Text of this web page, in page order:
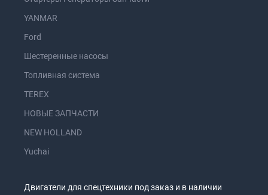
YANMAR
Ford
Шестеренные насосы
Топливная система
TEREX
НОВЫЕ ЗАПЧАСТИ
NEW HOLLAND
Yuchai
Двигатели для спецтехники под заказ и в наличии